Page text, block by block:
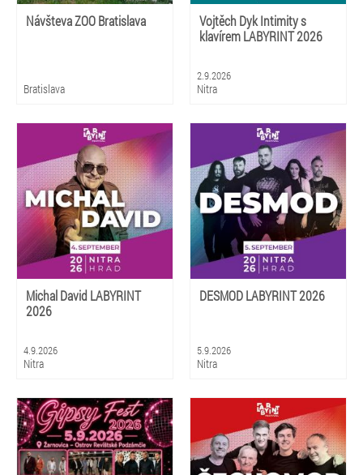
Návšteva ZOO Bratislava
Bratislava
Vojtěch Dyk Intimity s
klavírem LABYRINT 2026
2.9.2026
Nitra
Michal David LABYRINT
2026
4.9.2026
Nitra
DESMOD LABYRINT 2026
5.9.2026
Nitra